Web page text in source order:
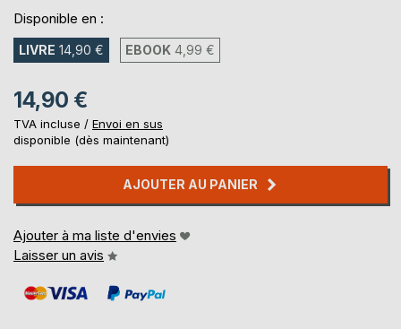
Disponible en :
LIVRE 14,90 € EBOOK 4,99 €
14,90 €
TVA incluse / Envoi en sus
disponible (dès maintenant)
AJOUTER AU PANIER
Ajouter à ma liste d'envies
Laisser un avis